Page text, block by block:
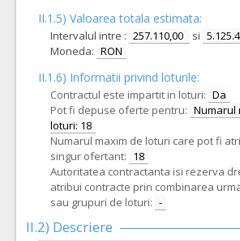
II.1.5) Valoarea totala estimata:
Intervalul intre : 257.110,00 si
Moneda: RON
II.1.6) Informatii privind loturile:
Contractul este impartit in loturi: Da
Pot fi depuse oferte pentru: Numarul
loturi: 18
Numarul maxim de loturi care pot fi
singur ofertant: 18
Autoritatea contractanta isi rezerva
atribui contracte prin combinarea
sau grupuri de loturi: -
II.2) Descriere